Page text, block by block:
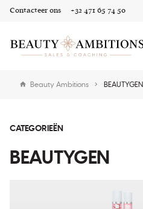
Contacteer ons +32 471 65 74 50
Beauty Ambitions BEAUTYGEN
CATEGORIEËN
BEAUTYGEN